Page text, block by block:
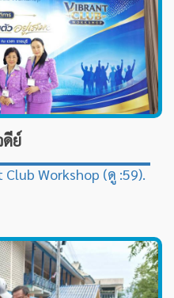
ดีย์
Workshop (ดู :59).